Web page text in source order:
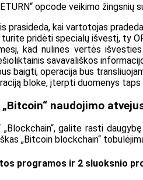
opcode veikimo žingsnių
prasideda, kai vartotojas
pridėti specialų išvestį, ty
kad nulinės vertės išvesties
savavališkos
baigti, operacija bus
bloke, įterpti duomenys taps
naudojimo atvejus
„Blockchain“, galite rasti
„Bitcoin blockchain“
programos ir 2 sluoksnio